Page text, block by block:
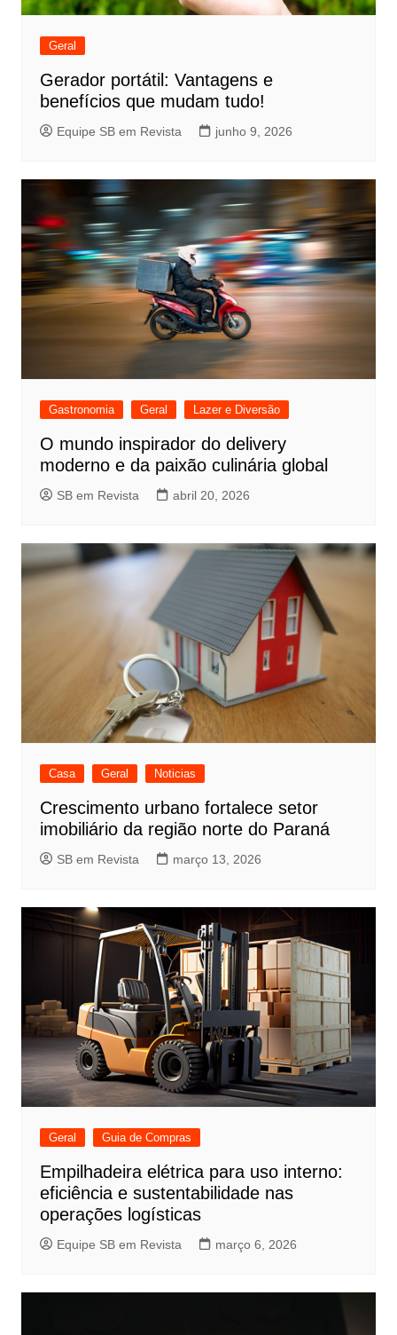
Geral
Gerador portátil: Vantagens e
benefícios que mudam tudo!
Equipe SB em Revista junho 9, 2026
Gastronomia Geral Lazer e Diversão
O mundo inspirador do delivery
moderno e da paixão culinária global
SB em Revista abril 20, 2026
Casa Geral Noticias
Crescimento urbano fortalece setor
imobiliário da região norte do Paraná
SB em Revista março 13, 2026
Geral Guia de Compras
Empilhadeira elétrica para uso interno:
eficiência e sustentabilidade nas
operações logísticas
Equipe SB em Revista março 6, 2026